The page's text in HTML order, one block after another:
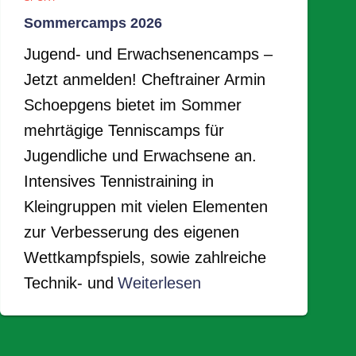
Sommercamps 2026
Jugend- und Erwachsenencamps –
Jetzt anmelden! Cheftrainer Armin
Schoepgens bietet im Sommer
mehrtägige Tenniscamps für
Jugendliche und Erwachsene an.
Intensives Tennistraining in
Kleingruppen mit vielen Elementen
zur Verbesserung des eigenen
Wettkampfspiels, sowie zahlreiche
Technik- und Weiterlesen